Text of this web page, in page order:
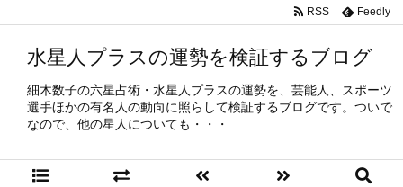
水星人プラスの運勢を検証するブログ
細木数子の六星占術・水星人プラスの運勢を、芸能人、スポーツ
選手ほかの有名人の動向に照らして検証するブログです。ついで
なので、他の星人についても・・・
RSS Feedly